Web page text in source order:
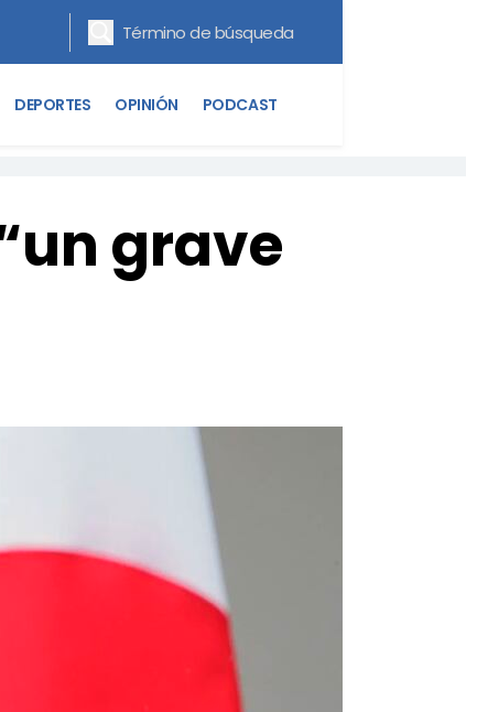
DEPORTES OPINIÓN PODCAST
grave